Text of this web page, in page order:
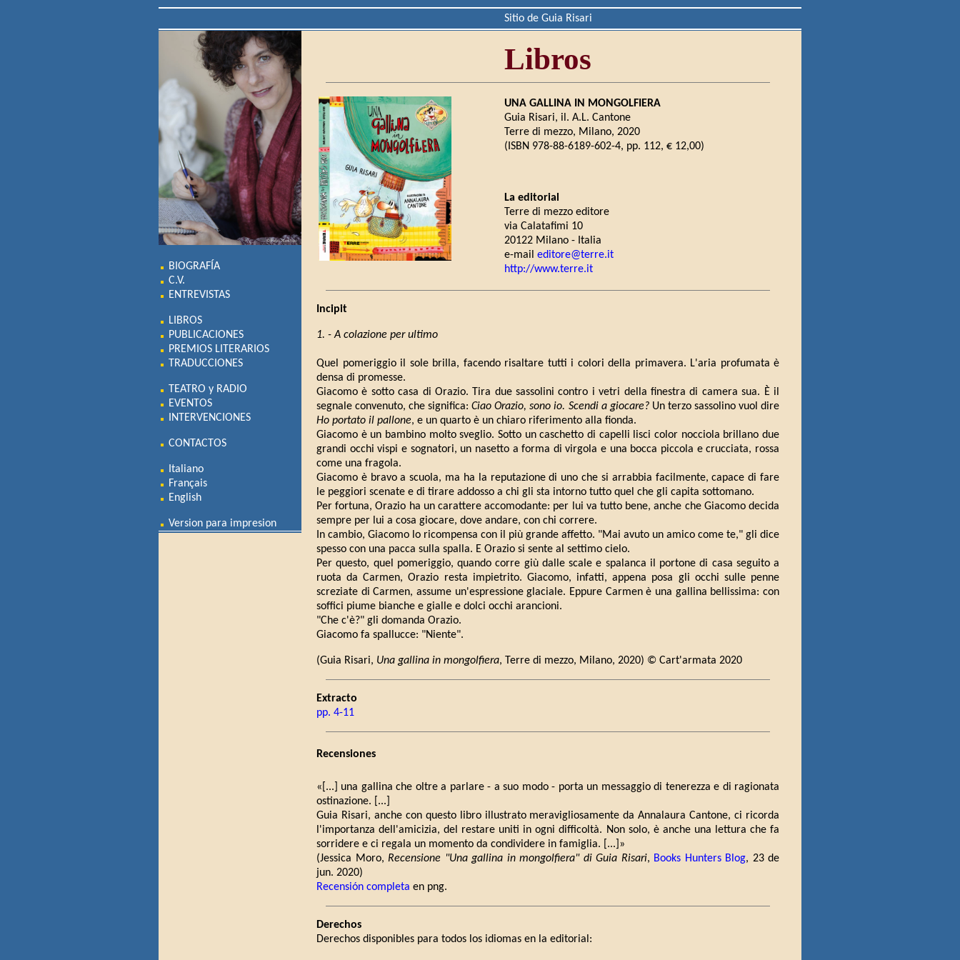
Sitio de Guia Risari
BIOGRAFÍA
C.V.
ENTREVISTAS
LIBROS
PUBLICACIONES
PREMIOS LITERARIOS
TRADUCCIONES
TEATRO y RADIO
EVENTOS
INTERVENCIONES
CONTACTOS
Italiano
Français
English
Version para impresion
Libros
UNA GALLINA IN MONGOLFIERA
Guia Risari, il. A.L. Cantone
Terre di mezzo, Milano, 2020
(ISBN 978-88-6189-602-4, pp. 112, € 12,00)
La editorial
Terre di mezzo editore
via Calatafimi 10
20122 Milano - Italia
e-mail editore@terre.it
http://www.terre.it
Incipit
1. - A colazione per ultimo
Quel pomeriggio il sole brilla, facendo risaltare tutti i colori della primavera. L'aria profumata è
densa di promesse.
Giacomo è sotto casa di Orazio. Tira due sassolini contro i vetri della finestra di camera sua. È il
segnale convenuto, che significa:Ciao Orazio, sono io. Scendi a giocare?Un terzo sassolino vuol dire
Ho portato il pallone, e un quarto è un chiaro riferimento alla fionda.
Giacomo è un bambino molto sveglio. Sotto un caschetto di capelli lisci color nocciola brillano due
grandi occhi vispi e sognatori, un nasetto a forma di virgola e una bocca piccola e crucciata, rossa
come una fragola.
Giacomo è bravo a scuola, ma ha la reputazione di uno che si arrabbia facilmente, capace di fare
le peggiori scenate e di tirare addosso a chi gli sta intorno tutto quel che gli capita sottomano.
Per fortuna, Orazio ha un carattere accomodante: per lui va tutto bene, anche che Giacomo decida
sempre per lui a cosa giocare, dove andare, con chi correre.
In cambio, Giacomo lo ricompensa con il più grande affetto. "Mai avuto un amico come te," gli dice
spesso con una pacca sulla spalla. E Orazio si sente al settimo cielo.
Per questo, quel pomeriggio, quando corre giù dalle scale e spalanca il portone di casa seguito a
ruota da Carmen, Orazio resta impietrito. Giacomo, infatti, appena posa gli occhi sulle penne
screziate di Carmen, assume un'espressione glaciale. Eppure Carmen è una gallina bellissima: con
soffici piume bianche e gialle e dolci occhi arancioni.
"Che c'è?" gli domanda Orazio.
Giacomo fa spallucce: "Niente".
(Guia Risari, Una gallina in mongolfiera, Terre di mezzo, Milano, 2020) © Cart'armata 2020
Extracto
pp. 4-11
Recensiones
«[...] una gallina che oltre a parlare - a suo modo - porta un messaggio di tenerezza e di ragionata
ostinazione. [...]
Guia Risari, anche con questo libro illustrato meravigliosamente da Annalaura Cantone, ci ricorda
l'importanza dell'amicizia, del restare uniti in ogni difficoltà. Non solo, è anche una lettura che fa
sorridere e ci regala un momento da condividere in famiglia. [...]»
(Jessica Moro, Recensione "Una gallina in mongolfiera" di Guia Risari, Books Hunters Blog, 23 de
jun. 2020)
Recensión completa en png.
Derechos
Derechos disponibles para todos los idiomas en la editorial: